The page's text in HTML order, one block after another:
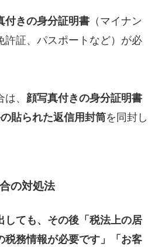
付きの身分証明書（マイナン
許証、パスポートなど）が必
、 顔写真付きの身分証明書
貼られた返信用封筒を同封し
の対処法
しても、その後「税法上の居
税務情報が必要です」「お客